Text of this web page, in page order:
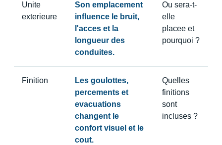
Unite
exterieure
Son emplacement
influence le bruit,
l'acces et la
longueur des
conduites.
Ou sera-t-
elle
placee et
pourquoi ?
Finition
Les goulottes,
percements et
evacuations
changent le
confort visuel et le
cout.
Quelles
finitions
sont
incluses ?